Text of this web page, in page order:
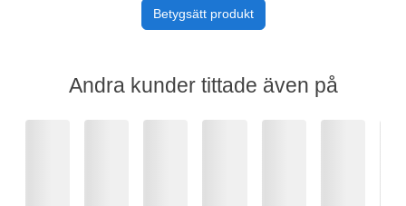
Betygsätt produkt
Andra kunder tittade även på